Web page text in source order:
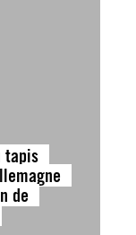
tapis
de